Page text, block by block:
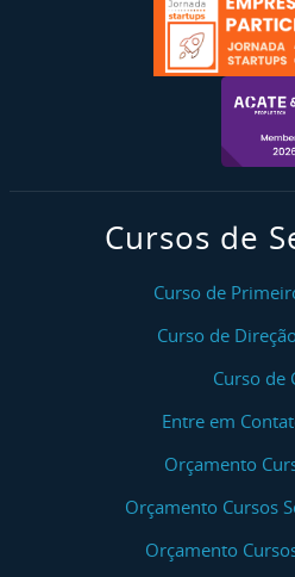
Cursos de
Curso de
Curso de
Curso de
Entre em
Orçamento
Orçamento Cursos
Orçamento